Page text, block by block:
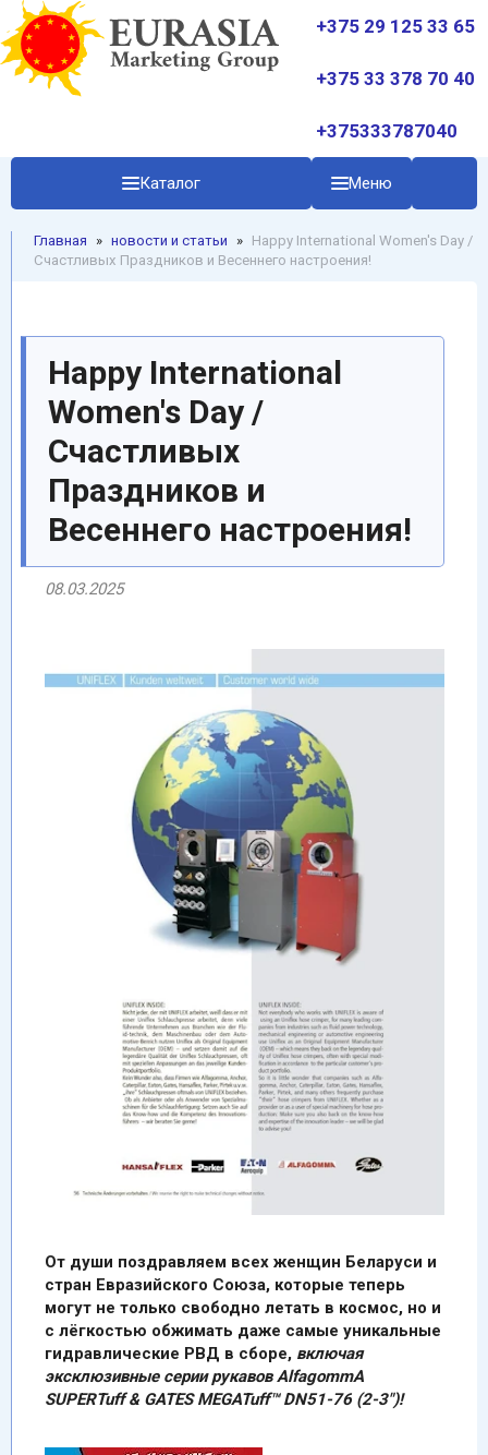
+375 29 125 33 65
+375 33 378 70 40
+375333787040
Каталог Меню
Главная » новости и статьи » Happy International Women's Day /
Счастливых Праздников и Весеннего настроения!
Happy International
Women's Day /
Счастливых
Праздников и
Весеннего настроения!
08.03.2025
От души поздравляем всех женщин Беларуси и
стран Евразийского Союза, которые теперь
могут не только свободно летать в космос, но и
с лёгкостью обжимать даже самые уникальные
гидравлические РВД в сборе, включая
эксклюзивные серии рукавов АlfagommA
SUPERTuff & GATES MEGATuff™ DN51-76 (2-3")!